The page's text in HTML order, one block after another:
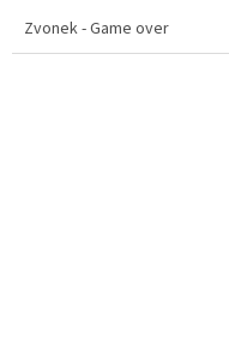
Zvonek - Game over